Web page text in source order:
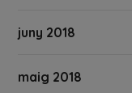
juny 2018
maig 2018